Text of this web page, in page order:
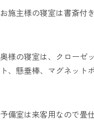
お施主様の寝室は書斎付き
奥様の寝室は、クローゼ
ト、懸垂棒、マグネット
予備室は来客用なので畳